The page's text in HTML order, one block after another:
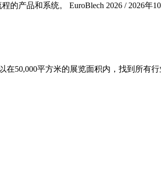
产品和系统。 EuroBlech 2026 / 2026年
50,000平方米的展览面积内，找到所有